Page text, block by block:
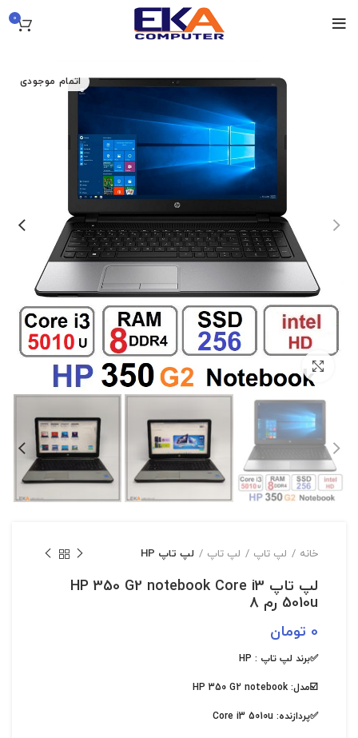
0
اتمام موجودی
بزرگنمایی تصویر
خانه لپ تاپ لپ تاپ لپ تاپ HP
لپ تاپ HP 350 G2 notebook Core i3
5010u رم 8
0 تومان
✅برند لپ تاپ : HP
☑️مدل: HP 350 G2 notebook
✅پردازنده: Core i3 5010u